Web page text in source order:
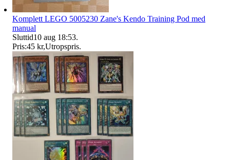
Komplett LEGO 5005230 Zane's Kendo Training Pod med
manual
Sluttid10 aug 18:53.
Pris:45 kr,Utropspris.